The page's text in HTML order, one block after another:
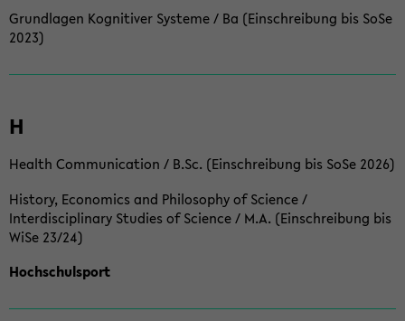
Grundlagen Kognitiver Systeme / Ba (Einschreibung bis SoSe
2023)
H
Health Communication / B.Sc. (Einschreibung bis SoSe 2026)
History, Economics and Philosophy of Science /
Interdisciplinary Studies of Science / M.A. (Einschreibung bis
WiSe 23/24)
Hochschulsport